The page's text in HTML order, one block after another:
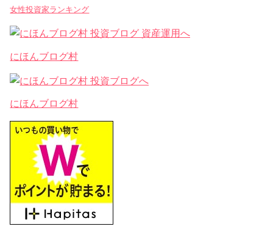
女性投資家ランキング
にほんブログ村
にほんブログ村